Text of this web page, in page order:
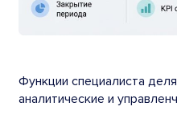
Функции специалиста
аналитические и